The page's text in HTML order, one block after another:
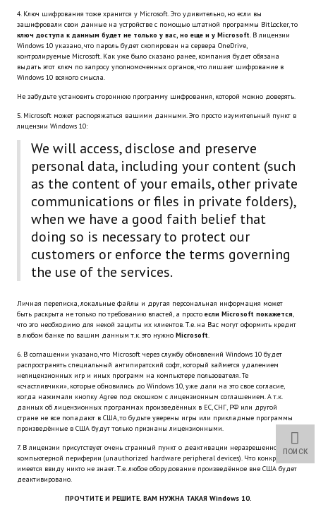
Nekomimi
New Light Skyrim SE
SB Corset Armor CBBE SSE BodySlide (with Physics)
Wedding Wear CBBE SSE BodySlide (with Physics)
Работы Тестера 55
Наёмный оборотень
Небесный воин
Немного героев меча и магии
Расширенная версия Х3
Работы Kuroneko
Doom 3 Remaster Fan Edition
X2 - The Threat Remaster Fan Edition
Quake III Arena Remaster Fan Edition
Sacred Gold Remaster Fan Edition
Red Faction remaster Fan Edition
4. Ключ шифрования тоже хранится у Microsoft. Это удивительно, но если вы
зашифровали свои данные на устройстве с помощью штатной программы BitLocker, то
ключ доступа к данным будет не только у вас, но еще и у Microsoft . В лицензии
Windows 10 указано, что пароль будет скопирован на сервера OneDrive,
контролируемые Microsoft. Как уже было сказано ранее, компания будет обязана
выдать этот ключ по запросу уполномоченных органов, что лишает шифрование в
Windows 10 всякого смысла.
Не забудьте установить стороннюю программу шифрования, которой можно доверять.
5. Microsoft может распоряжаться вашими данными. Это просто изумительный пункт в
лицензии Windows 10:
We will access, disclose and preserve
personal data, including your content (such
as the content of your emails, other private
communications or files in private folders),
when we have a good faith belief that
doing so is necessary to protect our
customers or enforce the terms governing
the use of the services.
Личная переписка, локальные файлы и другая персональная информация может
быть раскрыта не только по требованию властей, а просто если Microsoft покажется
что это необходимо для некой защиты их клиентов. Т.е. на Вас могут оформить кредит
в любом банке по вашим данным т.к. это нужно Microsoft
6. В соглашении указано, что Microsoft через службу обновлений Windows 10 будет
распространять специальный антипиратский софт, который займется удалением
нелицензионных игр и иных программ на компьютере пользователя. Те
«счастливчики», которые обновились до Windows 10, уже дали на это свое согласие,
когда нажимали кнопку Agree под окошком с лицензионным соглашением. А т.к.
данных об лицензионных программах произведённых в ЕС, СНГ, РФ или другой
стране не все попадают в США, то будьте уверены игры или прикладные программы
произведённые в США будут только признаны лицензионными.
7. В лицензии присутствует очень странный пункт о деактивации неразрешенной
компьютерной периферии (unauthorized hardware peripheral devices). Что конкретно
имеется ввиду никто не знает. Т.е. любое оборудование произведённое вне США будет
деактивировано.
ПРОЧТИТЕ И РЕШИТЕ. ВАМ НУЖНА ТАКАЯ Windows 10.
ПОИСК